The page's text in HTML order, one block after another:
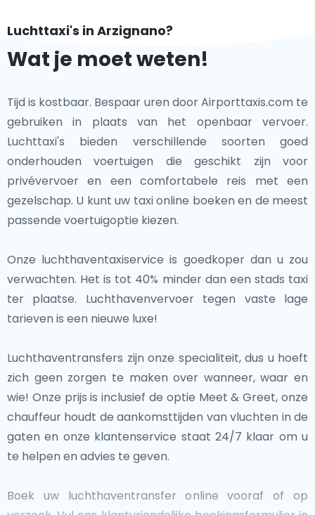
Luchttaxi's in Arzignano?
Wat je moet weten!
Tijd is kostbaar. Bespaar uren door Airporttaxis.com te
gebruiken in plaats van het openbaar vervoer.
Luchttaxi's bieden verschillende soorten goed
onderhouden voertuigen die geschikt zijn voor
privévervoer en een comfortabele reis met een
gezelschap. U kunt uw taxi online boeken en de meest
passende voertuigoptie kiezen.
Onze luchthaventaxiservice is goedkoper dan u zou
verwachten. Het is tot 40% minder dan een stads taxi
ter plaatse. Luchthavenvervoer tegen vaste lage
tarieven is een nieuwe luxe!
Luchthaventransfers zijn onze specialiteit, dus u hoeft
zich geen zorgen te maken over wanneer, waar en
wie! Onze prijs is inclusief de optie Meet & Greet, onze
chauffeur houdt de aankomsttijden van vluchten in de
gaten en onze klantenservice staat 24/7 klaar om u
te helpen en advies te geven.
Boek uw luchthaventransfer online vooraf of op